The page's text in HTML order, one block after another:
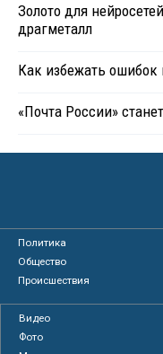
Золото для
драгметалл
Как избежать
«Почта России»
Политика
Общество
Происшествия
Видео
Фото